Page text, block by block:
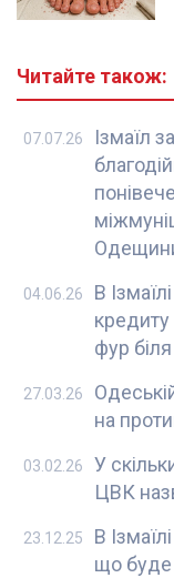
Читайте також:
Ізмаїл
07.07.26
В
кредиту
фур
04.06.26
на
27.03.26
У
ЦВК
03.02.26
В
що буде
23.12.25